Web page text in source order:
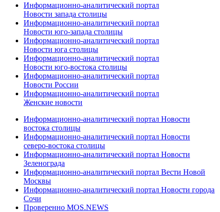
Информационно-аналитический портал
Новости запада столицы
Информационно-аналитический портал
Новости юго-запада столицы
Информационно-аналитический портал
Новости юга столицы
Информационно-аналитический портал
Новости юго-востока столицы
Информационно-аналитический портал
Новости России
Информационно-аналитический портал
Женские новости
Информационно-аналитический портал Новости
востока столицы
Информационно-аналитический портал Новости
северо-востока столицы
Информационно-аналитический портал Новости
Зеленограда
Информационно-аналитический портал Вести Новой
Москвы
Информационно-аналитический портал Новости города
Сочи
Проверенно MOS.NEWS